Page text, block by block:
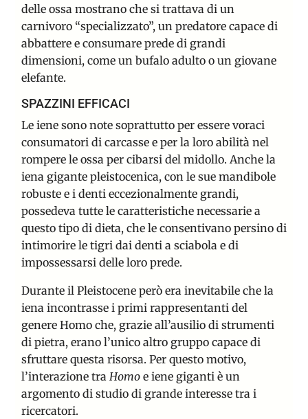
delle ossa mostrano che si trattava di un
carnivoro “specializzato”, un predatore capace di
abbattere e consumare prede di grandi
dimensioni, come un bufalo adulto o un giovane
elefante.
SPAZZINI EFFICACI
Le iene sono note soprattutto per essere voraci
consumatori di carcasse e per la loro abilità nel
rompere le ossa per cibarsi del midollo. Anche la
iena gigante pleistocenica, con le sue mandibole
robuste e i denti eccezionalmente grandi,
possedeva tutte le caratteristiche necessarie a
questo tipo di dieta, che le consentivano persino di
intimorire le tigri dai denti a sciabola e di
impossessarsi delle loro prede.
Durante il Pleistocene però era inevitabile che la
iena incontrasse i primi rappresentanti del
genere Homo che, grazie all’ausilio di strumenti
di pietra, erano l’unico altro gruppo capace di
sfruttare questa risorsa. Per questo motivo,
l’interazione tra Homo e iene giganti è un
argomento di studio di grande interesse tra i
ricercatori.